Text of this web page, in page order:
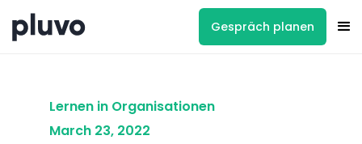
Gespräch planen
Lernen in Organisationen
March 23, 2022